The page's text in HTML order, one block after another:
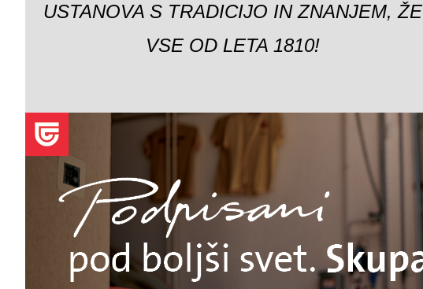
USTANOVA S TRADICIJO IN ZNANJEM, ŽE
VSE OD LETA 1810!